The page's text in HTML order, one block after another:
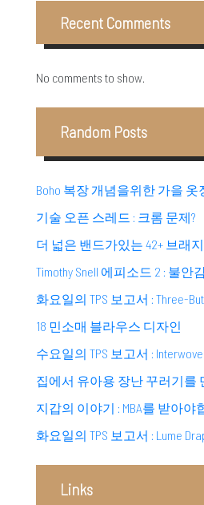
Recent Comments
No comments to show.
Random Posts
Boho 복장 개념을위한 가을 옷
기술 오픈 스레드 : 크롬 문제?
더 넓은 밴드가있는 42+ 브래
Timothy Snell 에피소드 2 : 불안
화요일의 TPS 보고서 : Three-
18 민소매 블라우스 디자인
수요일의 TPS 보고서 :
집에서 유아용 장난 꾸러기를
지갑의 이야기 : MBA를 받아야
화요일의 TPS 보고서 : Lume
Links